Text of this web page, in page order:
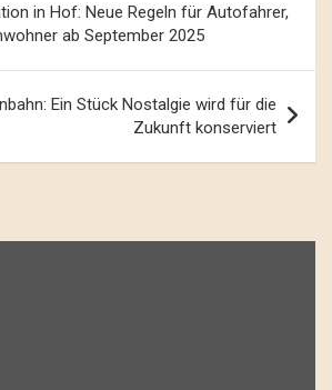
in Hof: Neue Regeln für Autofahrer,
ab September 2025
Ein Stück Nostalgie wird für die
Zukunft konserviert